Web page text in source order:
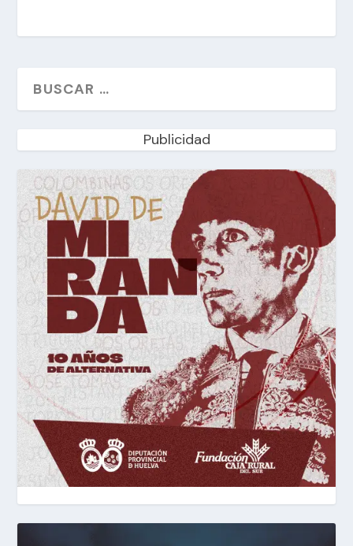
Publicidad